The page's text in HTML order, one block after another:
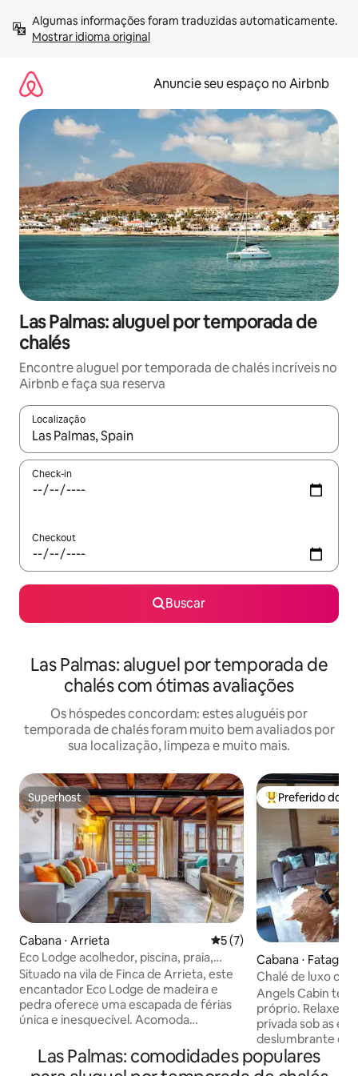
para
Mostrar idioma original
Anuncie seu espaço no Airbnb
Las Palmas: aluguel por temporada de
chalés
Encontre aluguel por temporada de chalés incríveis no
Airbnb e faça sua reserva
Localização
Quando os resultados estiverem disponíveis, explore-os
Check-in
Checkout
Buscar
Las Palmas: aluguel por temporada de
chalés com ótimas avaliações
Os hóspedes concordam: estes aluguéis por
temporada de chalés foram muito bem avaliados por
sua localização, limpeza e muito mais.
Superhost
Superhost
Cabana ⋅ Arrieta 5 de uma avaliação média
5 (7)
Eco Lodge acolhedor, piscina, praia,
Finca Arrieta Village
Situado na vila de Finca de Arrieta, este
encantador Eco Lodge de madeira e
pedra oferece uma escapada de férias
única e inesquecível. Acomoda
até duas crianças ou bebês usando o
sofá-cama, a cama dobrável ou o berço
Entre os
Preferido dos
Cabana ⋅ Fataga
Chalé de luxo
Angels Cabin
próprio. Relaxe em sua própria jacuzzi
privada sob as
deslumbrante
Experimente as
americanas.
Las Palmas: comodidades populares